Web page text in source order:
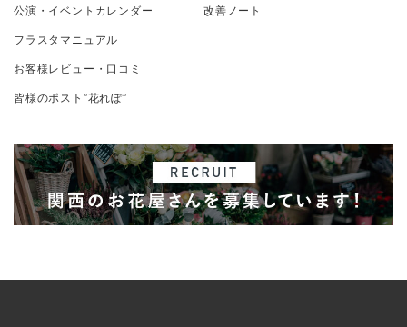
公演・イベントカレンダー
フラスタマニュアル
お客様レビュー・口コミ
皆様のポスト”花れぽ”
改善ノート